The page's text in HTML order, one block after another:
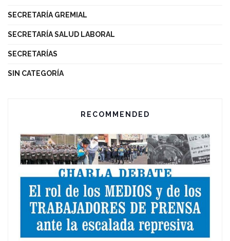
SECRETARÍA GREMIAL
SECRETARÍA SALUD LABORAL
SECRETARÍAS
SIN CATEGORÍA
RECOMMENDED